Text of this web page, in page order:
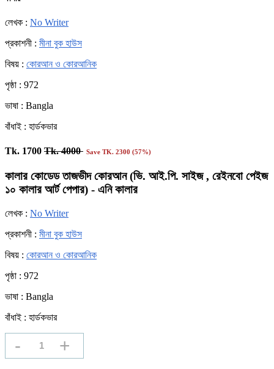
লেখক : No Writer
প্রকাশনী : মীনা বুক হাউস
বিষয় : কোরআন ও কোরআনিক
পৃষ্ঠা : 972
ভাষা : Bangla
বাঁধাই : হার্ডকভার
Tk. 1700 Tk. 4000 Save TK. 2300 (57%)
কালার কোডেড তাজভীদ কোরআন (ভি. আই.পি. সাইজ , রেইনবো পেইজ
১০ কালার আর্ট পেপার) - এনি কালার
লেখক : No Writer
প্রকাশনী : মীনা বুক হাউস
বিষয় : কোরআন ও কোরআনিক
পৃষ্ঠা : 972
ভাষা : Bangla
বাঁধাই : হার্ডকভার
- +